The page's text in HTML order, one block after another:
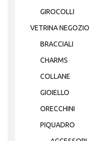
GIROCOLLI
VETRINA NEGOZIO
BRACCIALI
CHARMS
COLLANE
GIOIELLO
ORECCHINI
PIQUADRO